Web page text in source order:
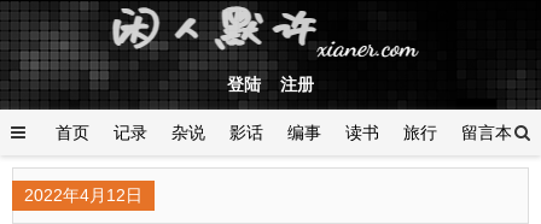
登陆 注册
首页 记录 杂说 影话 编事 读书 旅行 留言本
登陆
2022年4月12日